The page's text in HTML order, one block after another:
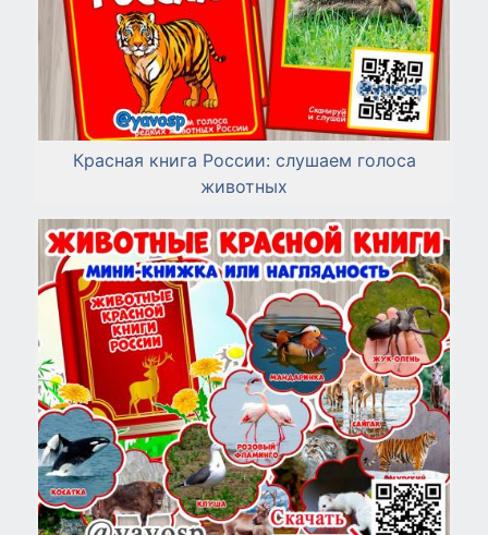
Красная книга России: слушаем голоса
животных